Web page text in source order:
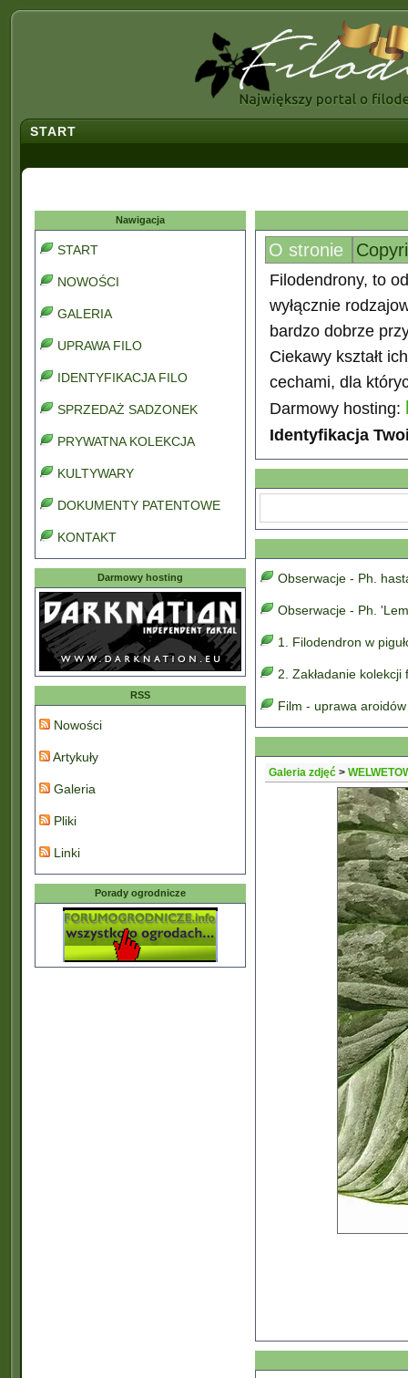
START
Nawigacja
START
NOWOŚCI
GALERIA
UPRAWA FILO
IDENTYFIKACJA FILO
SPRZEDAŻ SADZONEK
PRYWATNA KOLEKCJA
KULTYWARY
DOKUMENTY PATENTOWE
KONTAKT
Darmowy hosting
RSS
Nowości
Artykuły
Galeria
Pliki
Linki
Porady ogrodnicze
O stronie
Filodendrony, to
wyłącznie
bardzo dobrze
Ciekawy kształt
cechami, dla
Darmowy hosting:
Identyfikacja
Obserwacje - Ph.
Obserwacje - Ph.
1. Filodendron w
2. Zakładanie
Film - uprawa
Galeria zdjęć >